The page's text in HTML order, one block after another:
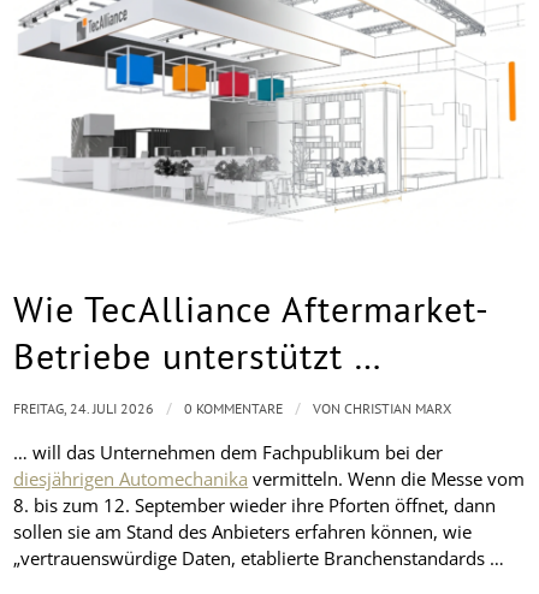
Wie TecAlliance Aftermarket-
Betriebe unterstützt …
… will das Unternehmen dem Fachpublikum bei der
diesjährigen Automechanika vermitteln. Wenn die Messe vom
8. bis zum 12. September wieder ihre Pforten öffnet, dann
sollen sie am Stand des Anbieters erfahren können, wie
„vertrauenswürdige Daten, etablierte Branchenstandards …
FREITAG, 24. JULI 2026 / 0 KOMMENTARE / VONCHRISTIAN MARX